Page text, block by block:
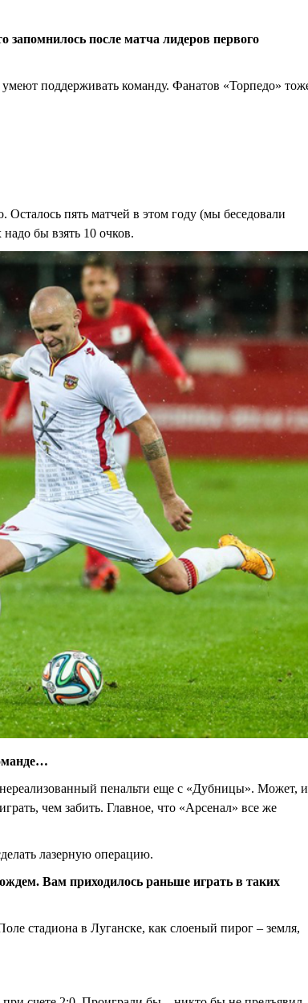
запомнилось после матча лидеров первого
поддерживать команду. Фанатов «Торпедо»
пять матчей в этом году (мы беседовали
бы взять 10 очков.
пенальти еще с «Дубницы». Может, и
чем забить. Главное, что «Арсенал» все же
лазерную операцию.
Вам приходилось раньше играть в таких
стадиона в Луганске, как слоеный пирог – земля,